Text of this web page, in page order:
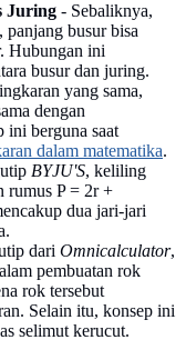
Juring - Sebaliknya,
busur bisa
Hubungan ini
busur dan juring.
yang sama,
dengan
ini berguna saat
dalam matematika.
BYJU'S, keliling
rumus P = 2r +
dua jari-jari
dari Omnicalculator,
pembuatan rok
rok tersebut
Selain itu, konsep ini
selimut kerucut.